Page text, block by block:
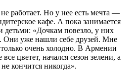
работает. Но у нее есть мечта —
кафе. А пока занимается
детьми: «Дочкам повезло, у них
Они уже нашли себе друзей. Мне
только очень холодно. В Армении
цветет, начался сезон зелени, а
кончится никогда».